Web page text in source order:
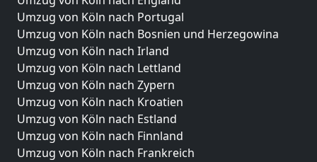
Umzug von Köln nach Portugal
Umzug von Köln nach Bosnien und Herzegowina
Umzug von Köln nach Irland
Umzug von Köln nach Lettland
Umzug von Köln nach Zypern
Umzug von Köln nach Kroatien
Umzug von Köln nach Estland
Umzug von Köln nach Finnland
Umzug von Köln nach Frankreich